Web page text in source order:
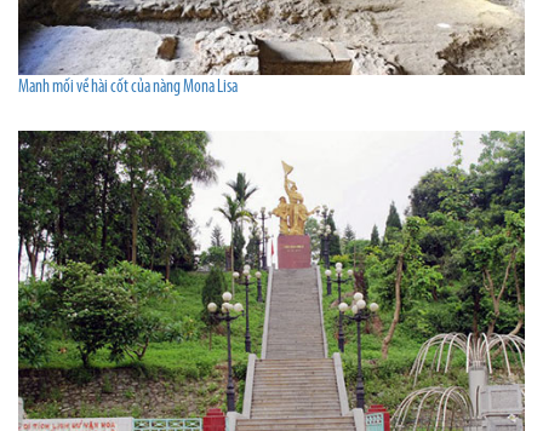
Manh mối về hài cốt của nàng Mona Lisa